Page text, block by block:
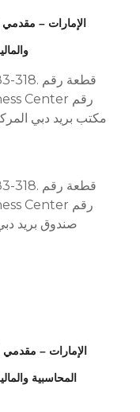
المحاسبية